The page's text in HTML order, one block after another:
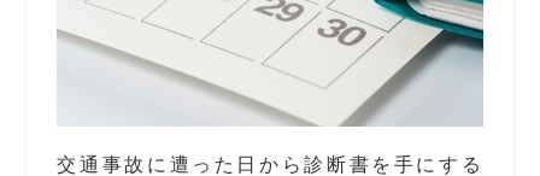
交通事故に遭った日から診断書を手にする